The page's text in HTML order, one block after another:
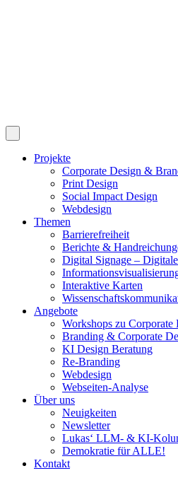
Projekte
Corporate Design &
Print Design
Social Impact Design
Webdesign
Themen
Barrierefreiheit
Berichte &
Digital Signage –
Interaktive Karten
Angebote
Workshops zu Corporate
Branding & Corporate
KI Design Beratung
Re-Branding
Webdesign
Webseiten-Analyse
Über uns
Neuigkeiten
Newsletter
Lukas‘ LLM- & KI-
Demokratie für ALLE!
Kontakt